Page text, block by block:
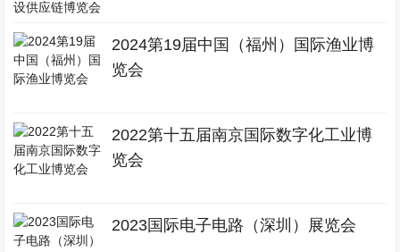
2024第19届中国（福州）国际渔业博
览会
2022第十五届南京国际数字化工业博
览会
2023国际电子电路（深圳）展览会